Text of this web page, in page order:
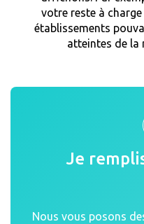
votre reste à
établissements
atteintes de la
Je
Nous vous posons